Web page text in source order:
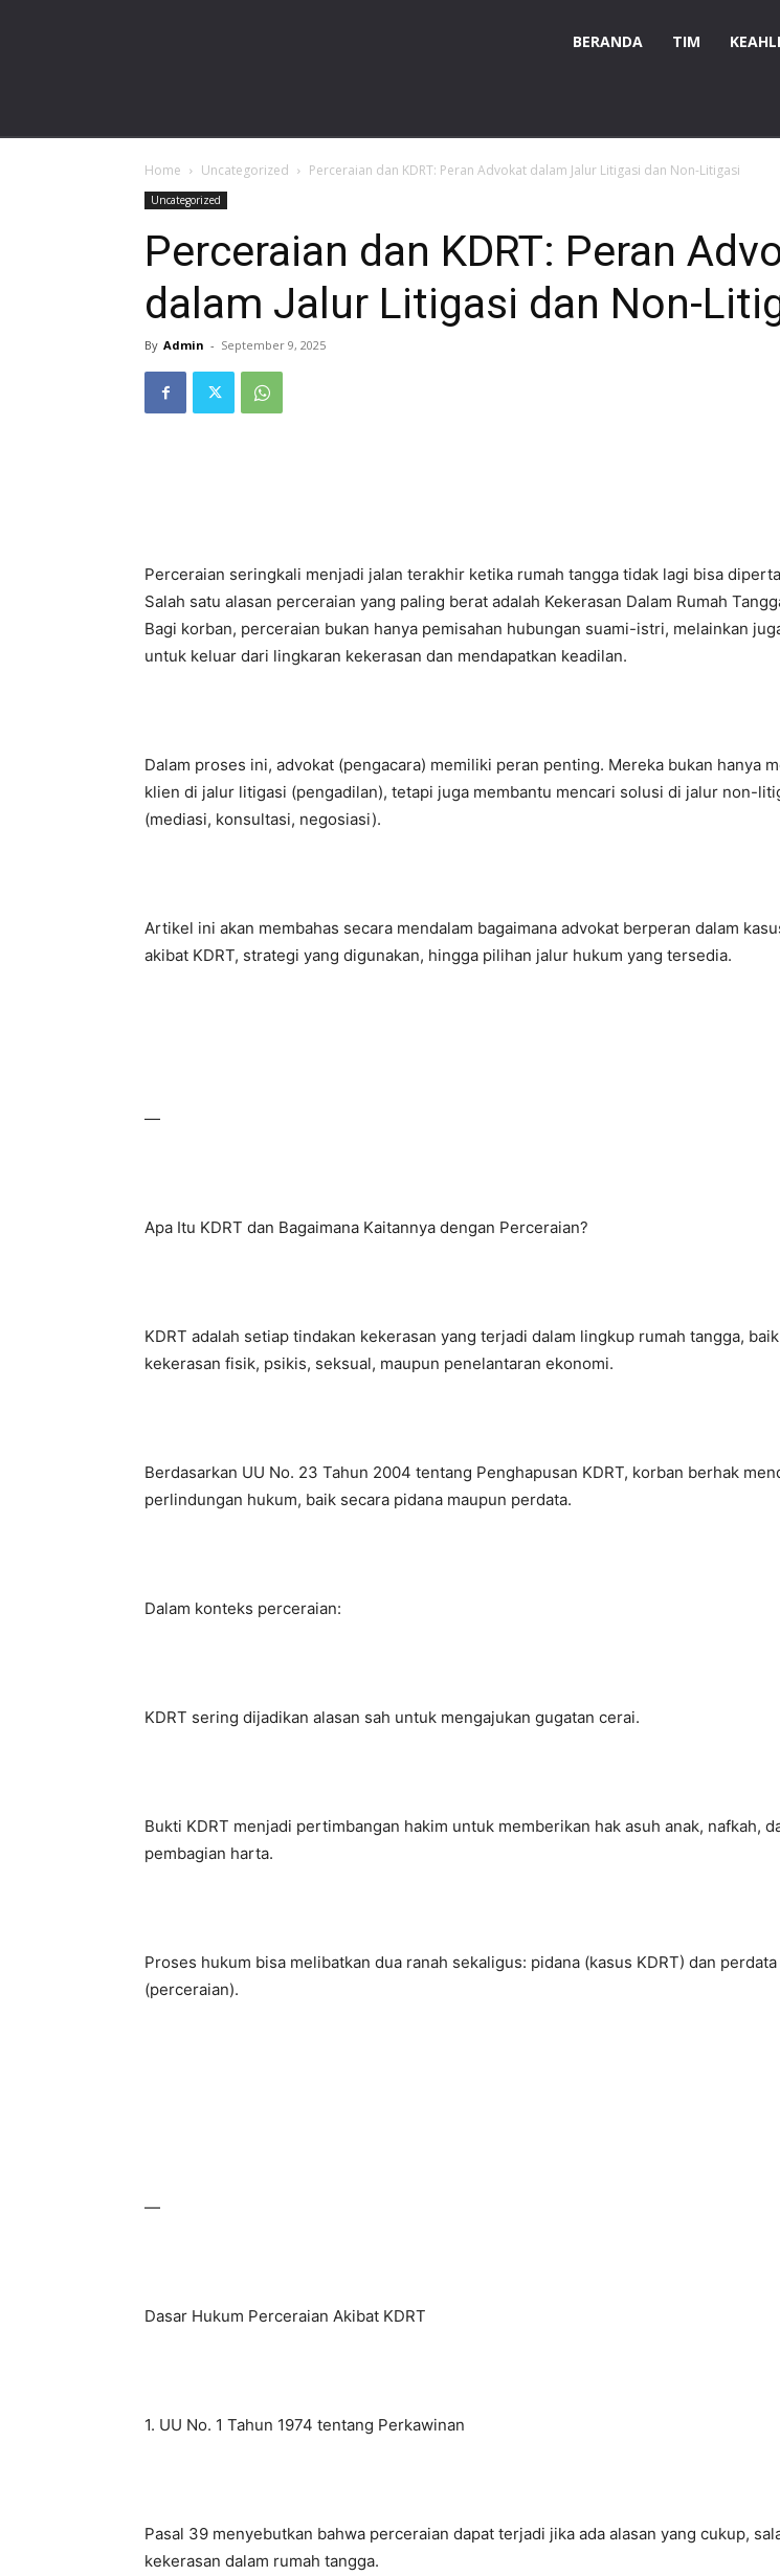
BERANDA TIM
Home Uncategorized Perceraian dan KDRT: Peran Advokat dalam Jalur Litigasi dan Non-Litigasi
Uncategorized
Perceraian dan KDRT: Peran
dalam Jalur Litigasi dan Non-
By Admin - September 9, 2025
Perceraian seringkali menjadi jalan terakhir ketika rumah tangga tidak lagi bisa
Salah satu alasan perceraian yang paling berat adalah Kekerasan Dalam Rumah
Bagi korban, perceraian bukan hanya pemisahan hubungan suami-istri, melainkan
untuk keluar dari lingkaran kekerasan dan mendapatkan keadilan.
Dalam proses ini, advokat (pengacara) memiliki peran penting. Mereka bukan hanya
klien di jalur litigasi (pengadilan), tetapi juga membantu mencari solusi di jalur non-
(mediasi, konsultasi, negosiasi).
Artikel ini akan membahas secara mendalam bagaimana advokat berperan dalam
akibat KDRT, strategi yang digunakan, hingga pilihan jalur hukum yang tersedia.
—
Apa Itu KDRT dan Bagaimana Kaitannya dengan Perceraian?
KDRT adalah setiap tindakan kekerasan yang terjadi dalam lingkup rumah tangga,
kekerasan fisik, psikis, seksual, maupun penelantaran ekonomi.
Berdasarkan UU No. 23 Tahun 2004 tentang Penghapusan KDRT, korban berhak
perlindungan hukum, baik secara pidana maupun perdata.
Dalam konteks perceraian:
KDRT sering dijadikan alasan sah untuk mengajukan gugatan cerai.
Bukti KDRT menjadi pertimbangan hakim untuk memberikan hak asuh anak, nafkah,
pembagian harta.
Proses hukum bisa melibatkan dua ranah sekaligus: pidana (kasus KDRT) dan perdata
(perceraian).
—
Dasar Hukum Perceraian Akibat KDRT
1. UU No. 1 Tahun 1974 tentang Perkawinan
Pasal 39 menyebutkan bahwa perceraian dapat terjadi jika ada alasan yang cukup,
kekerasan dalam rumah tangga.